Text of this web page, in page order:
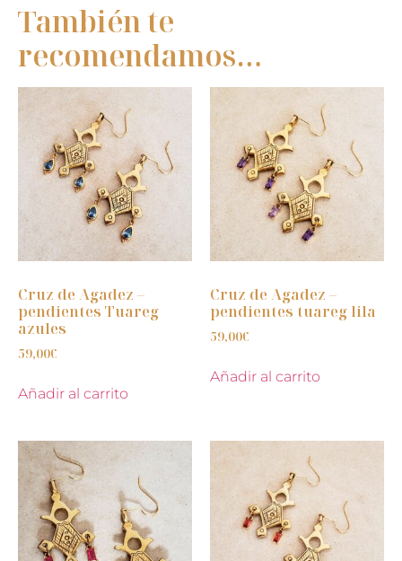
También te
recomendamos…
Cruz de Agadez –
pendientes Tuareg
azules
59,00€
Añadir al carrito
Cruz de Agadez –
pendientes tuareg lila
59,00€
Añadir al carrito